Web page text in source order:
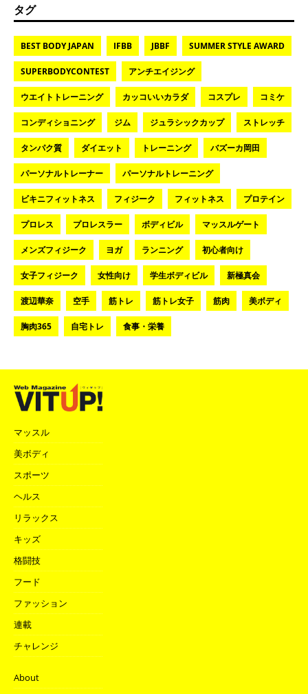
タグ
BEST BODY JAPAN IFBB JBBF SUMMER STYLE AWARD
SUPERBODYCONTEST アンチエイジング
ウエイトトレーニング カッコいいカラダ コスプレ コミケ
コンディショニング ジム ジュラシックカップ ストレッチ
タンパク質 ダイエット トレーニング バズーカ岡田
パーソナルトレーナー パーソナルトレーニング
ビキニフィットネス フィジーク フィットネス プロテイン
プロレス プロレスラー ボディビル マッスルゲート
メンズフィジーク ヨガ ランニング 初心者向け
女子フィジーク 女性向け 学生ボディビル 新極真会
渡辺華奈 空手 筋トレ 筋トレ女子 筋肉 美ボディ
胸肉365 自宅トレ 食事・栄養
マッスル
美ボディ
スポーツ
ヘルス
リラックス
キッズ
格闘技
フード
ファッション
連載
チャレンジ
About